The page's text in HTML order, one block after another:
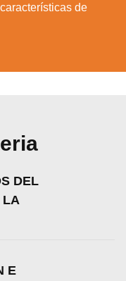
de
DEL
LA
E